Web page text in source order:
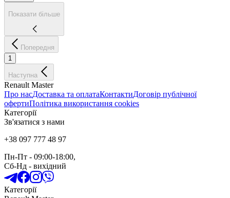
Показати більше
Попередня
1
Наступна
Renault Master
Про насДоставка та оплатаКонтактиДоговір публічної
офертиПолітика використання cookies
Категорії
Зв'язатися з нами
+38 097 777 48 97
Пн-Пт - 09:00-18:00,
Сб-Нд - вихідний
Категорії